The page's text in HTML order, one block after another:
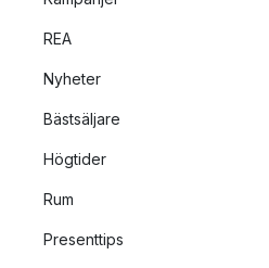
REA
Nyheter
Bästsäljare
Högtider
Rum
Presenttips